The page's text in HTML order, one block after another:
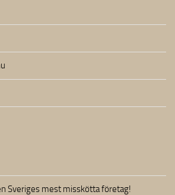
Sveriges mest misskötta företag!